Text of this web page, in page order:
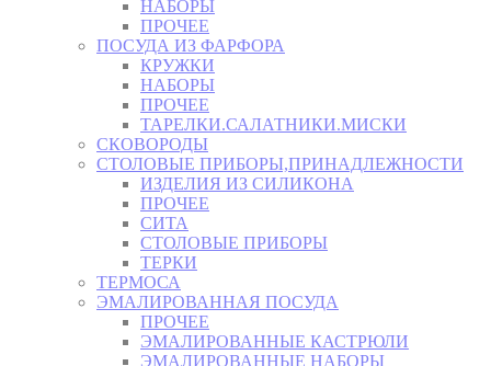
НАБОРЫ
ПРОЧЕЕ
ПОСУДА ИЗ ФАРФОРА
КРУЖКИ
НАБОРЫ
ПРОЧЕЕ
ТАРЕЛКИ.САЛАТНИКИ.МИСКИ
СКОВОРОДЫ
СТОЛОВЫЕ ПРИБОРЫ,ПРИНАДЛЕЖНОСТИ
ИЗДЕЛИЯ ИЗ СИЛИКОНА
ПРОЧЕЕ
СИТА
СТОЛОВЫЕ ПРИБОРЫ
ТЕРКИ
ТЕРМОСА
ЭМАЛИРОВАННАЯ ПОСУДА
ПРОЧЕЕ
ЭМАЛИРОВАННЫЕ КАСТРЮЛИ
ЭМАЛИРОВАННЫЕ НАБОРЫ